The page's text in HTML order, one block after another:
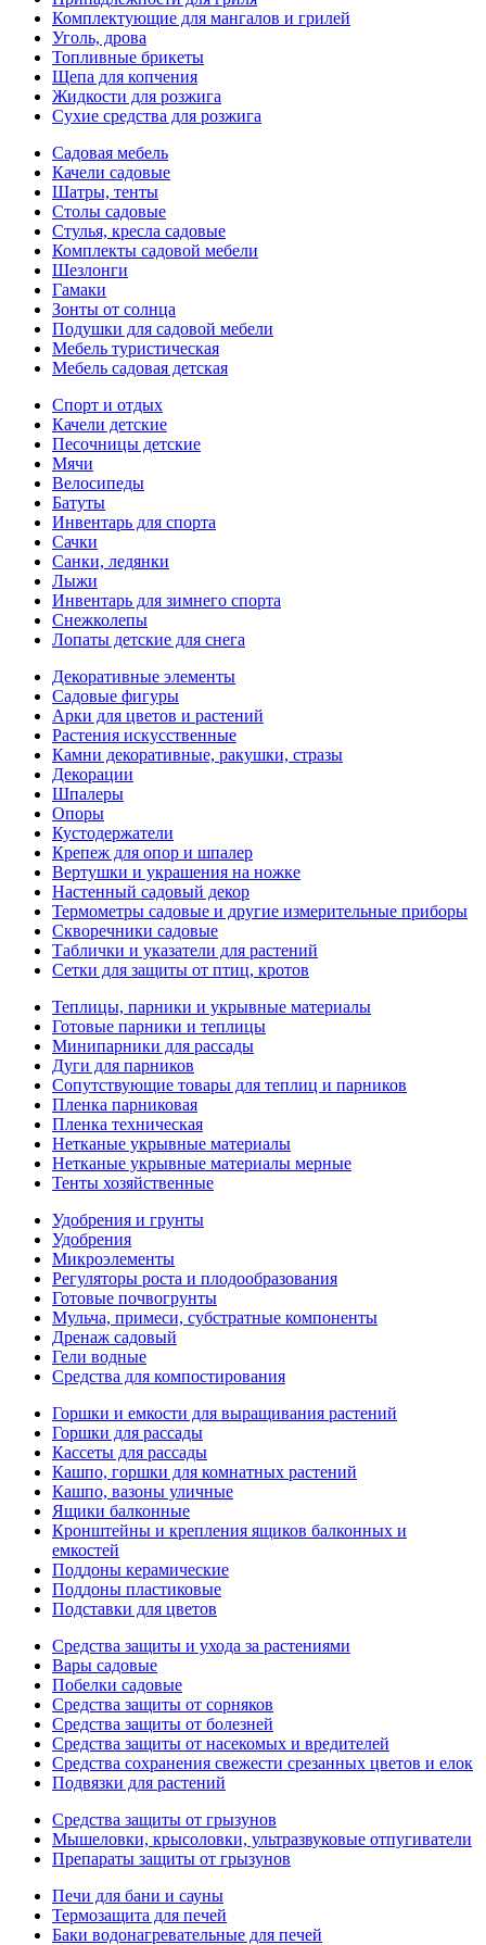
Комплектующие для мангалов и грилей
Уголь, дрова
Топливные брикеты
Щепа для копчения
Жидкости для розжига
Сухие средства для розжига
Садовая мебель
Качели садовые
Шатры, тенты
Столы садовые
Стулья, кресла садовые
Комплекты садовой мебели
Шезлонги
Гамаки
Зонты от солнца
Подушки для садовой мебели
Мебель туристическая
Мебель садовая детская
Спорт и отдых
Качели детские
Песочницы детские
Мячи
Велосипеды
Батуты
Инвентарь для спорта
Сачки
Санки, ледянки
Лыжи
Инвентарь для зимнего спорта
Снежколепы
Лопаты детские для снега
Декоративные элементы
Садовые фигуры
Арки для цветов и растений
Растения искусственные
Камни декоративные, ракушки, стразы
Декорации
Шпалеры
Опоры
Кустодержатели
Крепеж для опор и шпалер
Вертушки и украшения на ножке
Настенный садовый декор
Термометры садовые и другие измерительные приборы
Скворечники садовые
Таблички и указатели для растений
Сетки для защиты от птиц, кротов
Теплицы, парники и укрывные материалы
Готовые парники и теплицы
Минипарники для рассады
Дуги для парников
Сопутствующие товары для теплиц и парников
Пленка парниковая
Пленка техническая
Нетканые укрывные материалы
Нетканые укрывные материалы мерные
Тенты хозяйственные
Удобрения и грунты
Удобрения
Микроэлементы
Регуляторы роста и плодообразования
Готовые почвогрунты
Мульча, примеси, субстратные компоненты
Дренаж садовый
Гели водные
Средства для компостирования
Горшки и емкости для выращивания растений
Горшки для рассады
Кассеты для рассады
Кашпо, горшки для комнатных растений
Кашпо, вазоны уличные
Ящики балконные
Кронштейны и крепления ящиков балконных и
емкостей
Поддоны керамические
Поддоны пластиковые
Подставки для цветов
Средства защиты и ухода за растениями
Вары садовые
Побелки садовые
Средства защиты от сорняков
Средства защиты от болезней
Средства защиты от насекомых и вредителей
Средства сохранения свежести срезанных цветов и елок
Подвязки для растений
Средства защиты от грызунов
Мышеловки, крысоловки, ультразвуковые отпугиватели
Препараты защиты от грызунов
Печи для бани и сауны
Термозащита для печей
Баки водонагревательные для печей